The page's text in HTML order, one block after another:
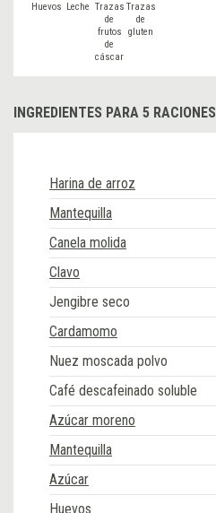
Huevos Leche Trazas
de
frutos
de
cáscar
Trazas
de
gluten
INGREDIENTES PARA 5 RACIONES
Harina de arroz
Mantequilla
Canela molida
Clavo
Jengibre seco
Cardamomo
Nuez moscada polvo
Café descafeinado soluble
Azúcar moreno
Mantequilla
Azúcar
Huevos